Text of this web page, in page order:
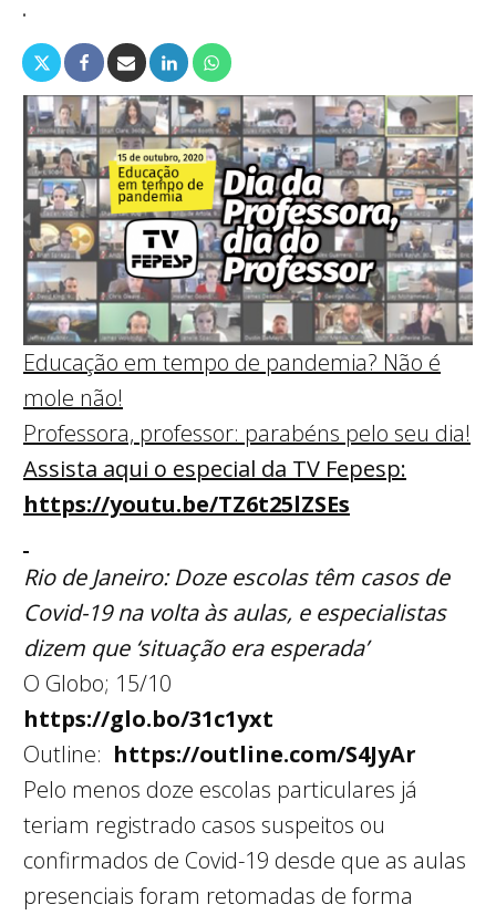
.
Educação em tempo de pandemia? Não é
mole não!
Professora, professor: parabéns pelo seu dia!
Assista aqui o especial da TV Fepesp:
https://youtu.be/TZ6t25lZSEs
Rio de Janeiro:Doze escolas têm casos de
Covid-19 na volta às aulas, e especialistas
dizem que ‘situação era esperada’
O Globo; 15/10
https://glo.bo/31c1yxt
Outline: https://outline.com/S4JyAr
Pelo menos doze escolas particulares já
teriam registrado casos suspeitos ou
confirmados de Covid-19 desde que as aulas
presenciais foram retomadas de forma